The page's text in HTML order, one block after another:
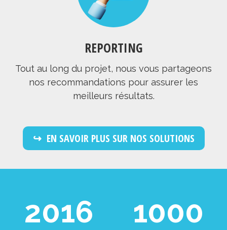
REPORTING
Tout au long du projet, nous vous partageons
nos recommandations pour assurer les
meilleurs résultats.
EN SAVOIR PLUS SUR NOS SOLUTIONS
2016 1000